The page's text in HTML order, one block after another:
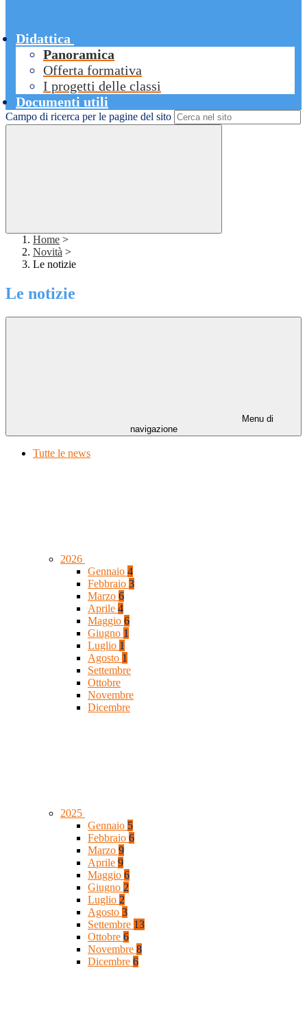
Didattica
Panoramica
Offerta formativa
I progetti delle classi
Documenti utili
Campo di ricerca per le pagine del sito
Home >
Novità >
Le notizie
Le notizie
Menu di
navigazione
Tutte le news
2026
Gennaio 4
Febbraio 3
Marzo 6
Aprile 4
Maggio 6
Giugno 1
Luglio 1
Agosto 1
Settembre
Ottobre
Novembre
Dicembre
2025
Gennaio 5
Febbraio 6
Marzo 9
Aprile 9
Maggio 6
Giugno 2
Luglio 2
Agosto 3
Settembre 13
Ottobre 6
Novembre 8
Dicembre 6